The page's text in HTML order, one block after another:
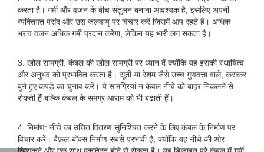
करता है। गर्मी और वजन के बीच संतुलन बनाना आवश्यक है, इसलिए अपनी
व्यक्तिगत पसंद और उस जलवायु पर विचार करें जिसमें आप रहते हैं। अधिक
भराव वजन अधिक गर्मी प्रदान करेगा, लेकिन यह भारी लग सकता है।
3. खोल सामग्री: कंबल की खोल सामग्री पर ध्यान दें क्योंकि यह इसकी स्थायित्व
और अनुभव को प्रभावित करता है। सूती या रेशम जैसे उच्च गुणवत्ता वाले, कसकर
बुने हुए कपड़े का चुनाव करें। ये सामग्रियां न केवल नीचे को बाहर निकलने से
रोकती हैं बल्कि कंबल के समग्र आराम को भी बढ़ाती हैं।
4. निर्माण: नीचे का उचित वितरण सुनिश्चित करने के लिए कंबल के निर्माण पर
विचार करें। बैफ़ल-बॉक्स निर्माण सबसे प्रभावी है, क्योंकि यह नीचे की ओर